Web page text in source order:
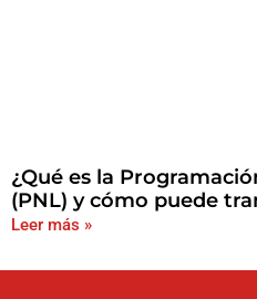
¿Qué es la
(PNL) y cómo puede
Leer más »